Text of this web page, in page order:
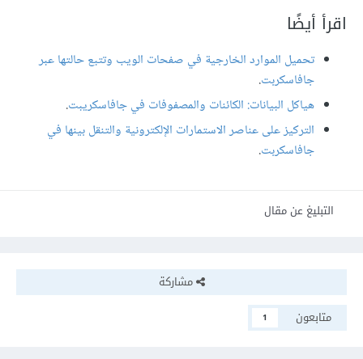
اقرأ أيضًا
تحميل الموارد الخارجية في صفحات الويب وتتبع حالتها عبر
جافاسكربت.
هياكل البيانات: الكائنات والمصفوفات في جافاسكريبت.
التركيز على عناصر الاستمارات الإلكترونية والتنقل بينها في
جافاسكربت.
التبليغ عن مقال
مشاركة
متابعون
1